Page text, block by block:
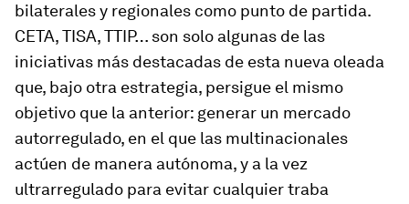
bilaterales y regionales como punto de partida.
CETA, TISA, TTIP… son solo algunas de las
iniciativas más destacadas de esta nueva oleada
que, bajo otra estrategia, persigue el mismo
objetivo que la anterior: generar un mercado
autorregulado, en el que las multinacionales
actúen de manera autónoma, y a la vez
ultrarregulado para evitar cualquier traba